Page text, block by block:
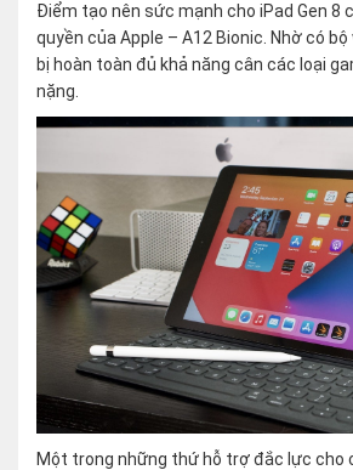
Điểm tạo nên sức mạnh cho iPad Gen 8
quyền của Apple – A12 Bionic. Nhờ có
bị hoàn toàn đủ khả năng cân các loại
nặng.
Một trong những thứ hỗ trợ đắc lực cho